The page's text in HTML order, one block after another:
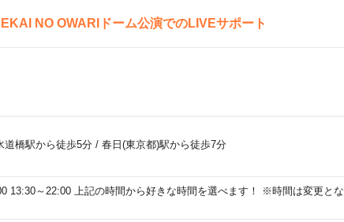
NO OWARIドーム公演でのLIVEサポート
道橋駅から徒歩5分/ 春日(東京都)駅から徒歩7分
13:30～22:00 上記の時間から好きな時間を選べます！ ※時間は変更とな